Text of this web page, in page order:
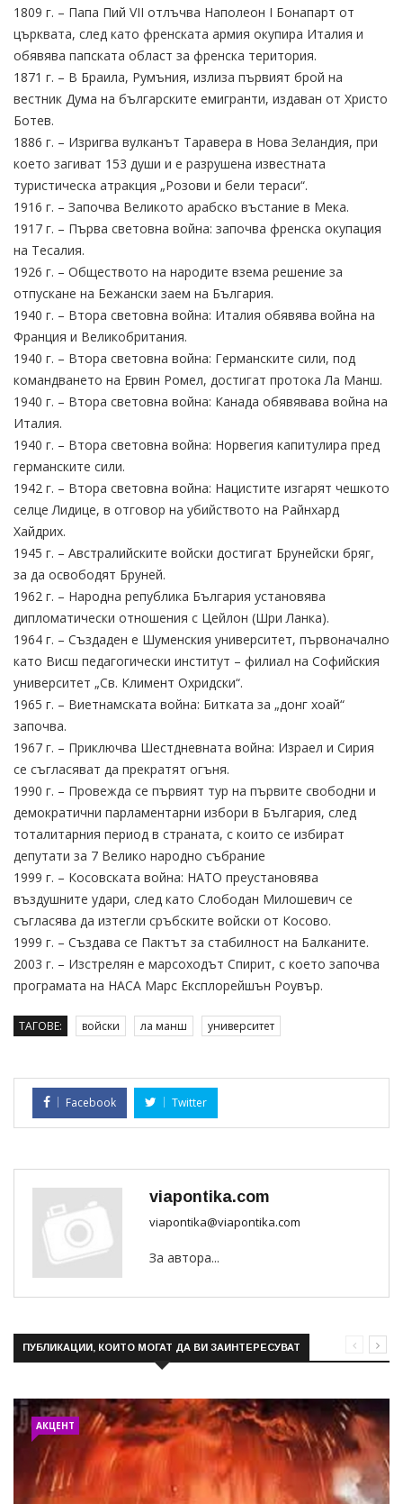
1809 г. – Папа Пий VII отлъчва Наполеон I Бонапарт от
църквата, след като френската армия окупира Италия и
обявява папската област за френска територия.
1871 г. – В Браила, Румъния, излиза първият брой на
вестник Дума на българските емигранти, издаван от Христо
Ботев.
1886 г. – Изригва вулканът Таравера в Нова Зеландия, при
което загиват 153 души и е разрушена известната
туристическа атракция „Розови и бели тераси“.
1916 г. – Започва Великото арабско въстание в Мека.
1917 г. – Първа световна война: започва френска окупация
на Тесалия.
1926 г. – Обществото на народите взема решение за
отпускане на Бежански заем на България.
1940 г. – Втора световна война: Италия обявява война на
Франция и Великобритания.
1940 г. – Втора световна война: Германските сили, под
командването на Ервин Ромел, достигат протока Ла Манш.
1940 г. – Втора световна война: Канада обявявава война на
Италия.
1940 г. – Втора световна война: Норвегия капитулира пред
германските сили.
1942 г. – Втора световна война: Нацистите изгарят чешкото
селце Лидице, в отговор на убийството на Райнхард
Хайдрих.
1945 г. – Австралийските войски достигат Брунейски бряг,
за да освободят Бруней.
1962 г. – Народна република България установява
дипломатически отношения с Цейлон (Шри Ланка).
1964 г. – Създаден е Шуменския университет, първоначално
като Висш педагогически институт – филиал на Софийския
университет „Св. Климент Охридски“.
1965 г. – Виетнамската война: Битката за „донг хоай“
започва.
1967 г. – Приключва Шестдневната война: Израел и Сирия
се съгласяват да прекратят огъня.
1990 г. – Провежда се първият тур на първите свободни и
демократични парламентарни избори в България, след
тоталитарния период в страната, с които се избират
депутати за 7 Велико народно събрание
1999 г. – Косовската война: НАТО преустановява
въздушните удари, след като Слободан Милошевич се
съгласява да изтегли сръбските войски от Косово.
1999 г. – Създава се Пактът за стабилност на Балканите.
2003 г. – Изстрелян е марсоходът Спирит, с което започва
програмата на НАСА Марс Експлорейшън Роувър.
ТАГОВЕ: войски ла манш университет
Facebook Twitter
viapontika.com
viapontika@viapontika.com
За автора...
ПУБЛИКАЦИИ, КОИТО МОГАТ ДА ВИ ЗАИНТЕРЕСУВАТ
АКЦЕНТ